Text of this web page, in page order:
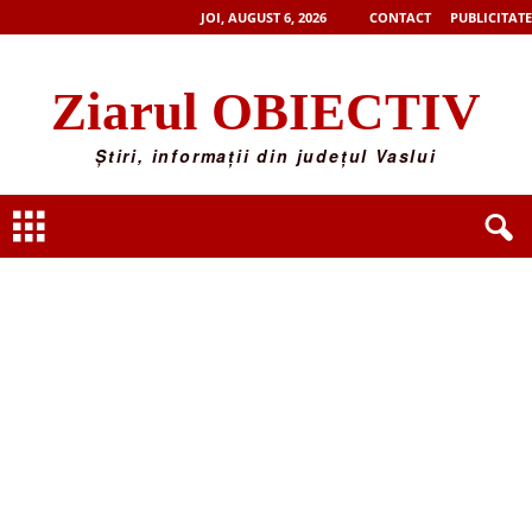
JOI, AUGUST 6, 2026 CONTACT PUBLICITATE
Ziarul OBIECTIV
Știri, informații din județul Vaslui